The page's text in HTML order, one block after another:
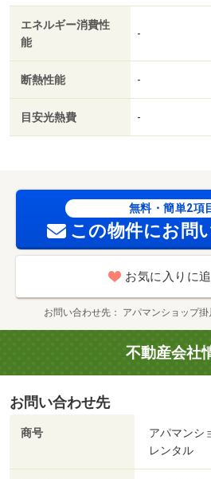
重説 対応物件／初生小学校（小
生幼稚園（幼稚園・保育園）まで
（幼稚園・保育園）まで５１５ｍ
ー）まで１０６６ｍ／ＪＡとぴあ
まで９０９ｍ
エネルギー消費性
能
-
断熱性能 -
目安光熱費 -
無料・簡単2項
この物件にお問
お気に入りに
お問い合わせ先 アパマンショップ
不動産会社
お問い合わせ先
商号
アパマンシ
レンタル